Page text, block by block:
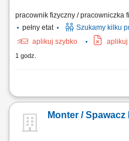
pracownik fizyczny / pracowniczka
pełny etat
Szukamy kilku
aplikuj szybko
aplikuj
1 godz.
Opis stanowiska: Prowadzenie i
Współpraca z zespołem
Praca na projektach budowlanych
Monter / Spawacz